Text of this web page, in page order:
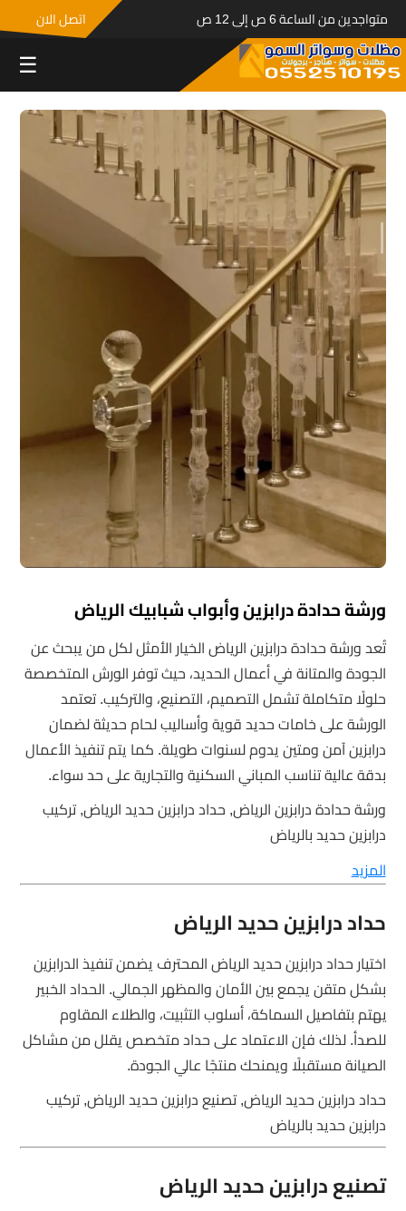
متواجدين من الساعة 6 ص إلى 12 ص اتصل الان
☰
ورشة حدادة درابزين وأبواب شبابيك الرياض
تُعد ورشة حدادة درابزين الرياض الخيار الأمثل لكل من يبحث عن
الجودة والمتانة في أعمال الحديد، حيث توفر الورش المتخصصة
حلولًا متكاملة تشمل التصميم، التصنيع، والتركيب. تعتمد
الورشة على خامات حديد قوية وأساليب لحام حديثة لضمان
درابزين آمن ومتين يدوم لسنوات طويلة. كما يتم تنفيذ الأعمال
بدقة عالية تناسب المباني السكنية والتجارية على حد سواء.
ورشة حدادة درابزين الرياض, حداد درابزين حديد الرياض, تركيب
درابزين حديد بالرياض
المزيد
حداد درابزين حديد الرياض
اختيار حداد درابزين حديد الرياض المحترف يضمن تنفيذ الدرابزين
بشكل متقن يجمع بين الأمان والمظهر الجمالي. الحداد الخبير
يهتم بتفاصيل السماكة، أسلوب التثبيت، والطلاء المقاوم
للصدأ. لذلك فإن الاعتماد على حداد متخصص يقلل من مشاكل
الصيانة مستقبلًا ويمنحك منتجًا عالي الجودة.
حداد درابزين حديد الرياض, تصنيع درابزين حديد الرياض, تركيب
درابزين حديد بالرياض
تصنيع درابزين حديد الرياض